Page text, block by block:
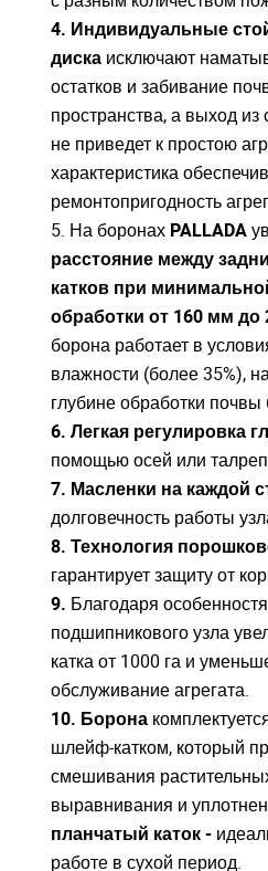
4. Индивидуальные
диска исключают
остатков и забивание
пространства, а выход
не приведет к простою
характеристика
ремонтопригодность
5. На боронах PALLADA
расстояние между
катков при
обработки от 160 мм до
борона работает в
влажности (более 35%),
глубине обработки почвы
6. Легкая регулировка
помощью осей или
7. Масленки на каждой
долговечность работы
8. Технология
гарантирует защиту от
9. Благодаря
подшипникового узла
катка от 1000 га и
обслуживание агрегата.
10. Борона
шлейф-катком, который
смешивания
выравнивания и
планчатый каток -
работе в сухой период.
Для входа на сайт, введите
Забыли
С возвращением!
Авторизуйтесь на сайте
введите свой логин и пароль
Для входа на сайт, введите
Забыли
С возвращением!
Авторизуйтесь на сайте
введите свой логин и пароль